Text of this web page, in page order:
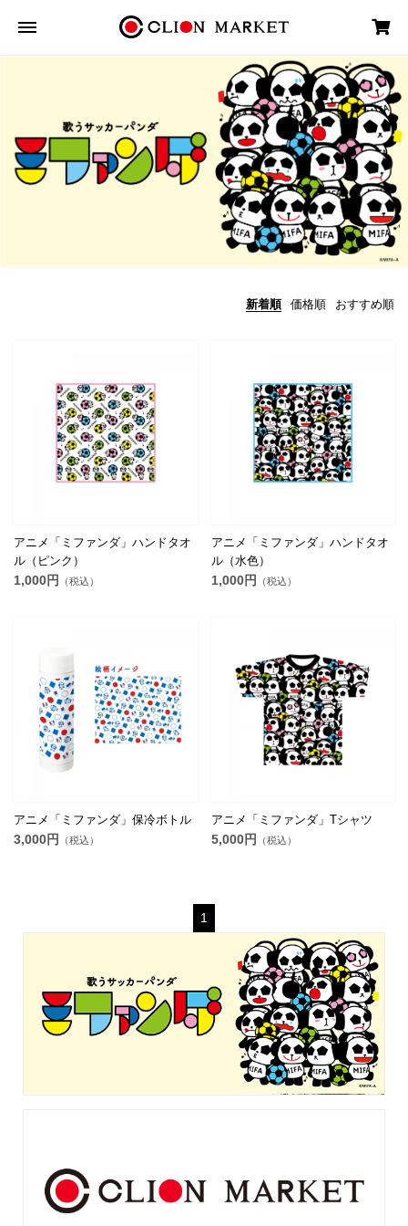
新着順 価格順 おすすめ順
アニメ「ミファンダ」ハンドタオ
ル（ピンク）
1,000円 （税込）
アニメ「ミファンダ」ハンドタオ
ル（水色）
1,000円 （税込）
アニメ「ミファンダ」保冷ボトル
3,000円 （税込）
アニメ「ミファンダ」Tシャツ
5,000円 （税込）
1